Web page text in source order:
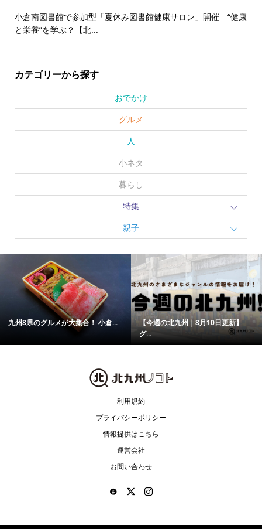
小倉南図書館で参加型「夏休み図書館健康サロン」開催 “健康
と栄養”を学ぶ？【北...
カテゴリーから探す
おでかけ
グルメ
人
小ネタ
暮らし
特集
親子
九州8県のグルメが大集合！ 小倉...
【今週の北九州｜8月10日更新】
グ...
利用規約
プライバシーポリシー
情報提供はこちら
運営会社
お問い合わせ